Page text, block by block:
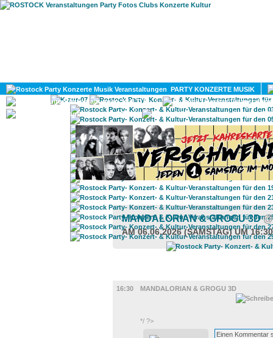
PARTY KONZERTE MUSIK
KULTUR
GAY
MANDALORIAN & GROGU 3D
AM 06.06.2026 (SAMSTAG) UM
16:30
MANDALORIAN & GROGU 3D
*/ ?>